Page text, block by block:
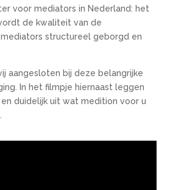
voor mediators in Nederland: het
de kwaliteit van de
structureel geborgd en
aangesloten bij deze belangrijke
In het filmpje hiernaast leggen
duidelijk uit wat medition voor u